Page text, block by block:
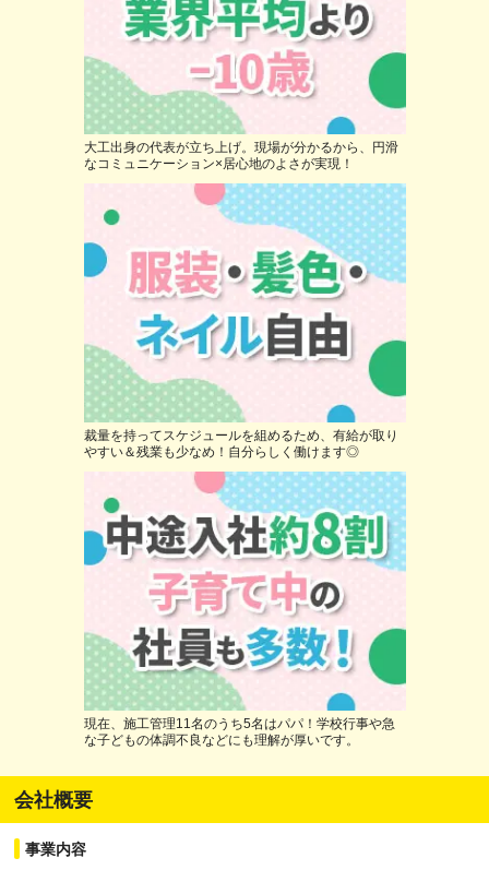
大工出身の代表が立ち上げ。現場が分かるから、円滑
なコミュニケーション×居心地のよさが実現！
裁量を持ってスケジュールを組めるため、有給が取り
やすい＆残業も少なめ！自分らしく働けます◎
現在、施工管理11名のうち5名はパパ！学校行事や急
な子どもの体調不良などにも理解が厚いです。
会社概要
事業内容